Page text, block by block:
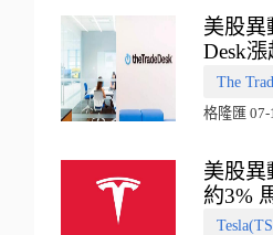
美股異
Desk
普500
The
格隆匯 07-
美股異
約3%
會有‘